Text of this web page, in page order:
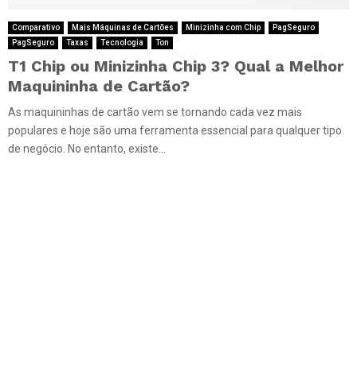
Comparativo Mais Máquinas de Cartões Minizinha com Chip
PagSeguro
PagSeguro
Taxas Tecnologia Ton
T1 Chip ou Minizinha Chip 3? Qual a Melhor
Maquininha de Cartão?
As maquininhas de cartão vem se tornando cada vez mais
populares e hoje são uma ferramenta essencial para qualquer tipo
de negócio. No entanto, existe...